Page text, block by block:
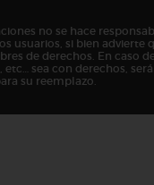
no se hace
usuarios, si bien advierte
de derechos. En caso
sea con derechos,
su reemplazo.